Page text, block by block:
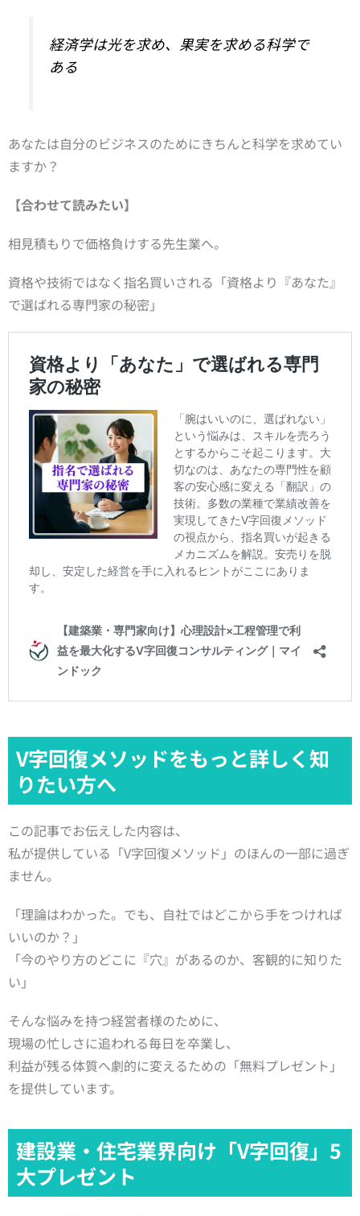
経済学は光を求め、果実を求める科学で
ある
あなたは自分のビジネスのためにきちんと科学を求めてい
ますか？
【合わせて読みたい】
相見積もりで価格負けする先生業へ。
資格や技術ではなく指名買いされる「資格より『あなた』
で選ばれる専門家の秘密」
V字回復メソッドをもっと詳しく知
りたい方へ
この記事でお伝えした内容は、
私が提供している「V字回復メソッド」のほんの一部に過ぎ
ません。
「理論はわかった。でも、自社ではどこから手をつければ
いいのか？」
「今のやり方のどこに『穴』があるのか、客観的に知りた
い」
そんな悩みを持つ経営者様のために、
現場の忙しさに追われる毎日を卒業し、
利益が残る体質へ劇的に変えるための「無料プレゼント」
を提供しています。
建設業・住宅業界向け「V字回復」5
大プレゼント